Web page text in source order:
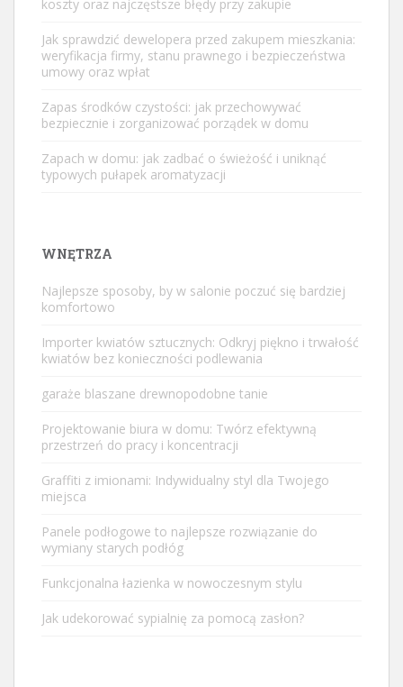
koszty oraz najczęstsze błędy przy zakupie
Jak sprawdzić dewelopera przed zakupem mieszkania:
weryfikacja firmy, stanu prawnego i bezpieczeństwa
umowy oraz wpłat
Zapas środków czystości: jak przechowywać
bezpiecznie i zorganizować porządek w domu
Zapach w domu: jak zadbać o świeżość i uniknąć
typowych pułapek aromatyzacji
WNĘTRZA
Najlepsze sposoby, by w salonie poczuć się bardziej
komfortowo
Importer kwiatów sztucznych: Odkryj piękno i trwałość
kwiatów bez konieczności podlewania
garaże blaszane drewnopodobne tanie
Projektowanie biura w domu: Twórz efektywną
przestrzeń do pracy i koncentracji
Graffiti z imionami: Indywidualny styl dla Twojego
miejsca
Panele podłogowe to najlepsze rozwiązanie do
wymiany starych podłóg
Funkcjonalna łazienka w nowoczesnym stylu
Jak udekorować sypialnię za pomocą zasłon?